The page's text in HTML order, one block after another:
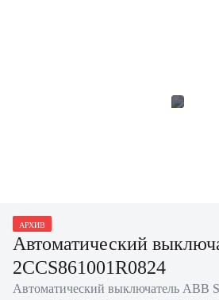
АРХИВ
Автоматический
2CCS861001R0824
Автоматический выключатель ABB